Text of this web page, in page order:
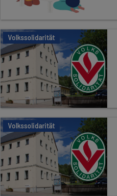
Volkssolidarität
Volkssolidarität